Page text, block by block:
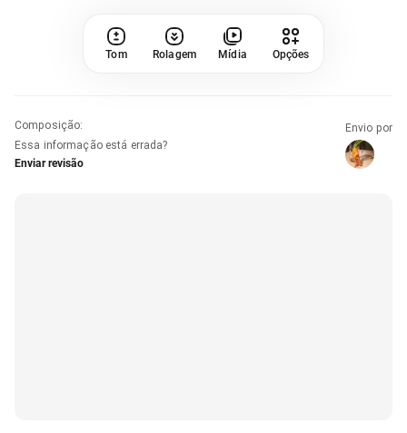
Tom Rolagem Mídia Opções
Composição:
Essa informação está errada?
Enviar revisão
Envio por